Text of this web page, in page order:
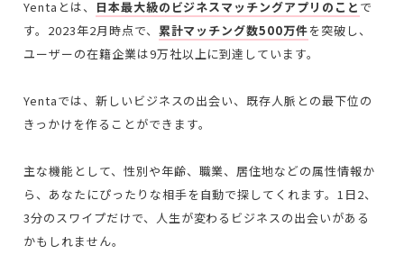
Yentaとは、 日本最大級のビジネスマッチングアプリのこと で
す。 2023年2月時点で、 累計マッチング数500万件を突破し、
ユーザーの在籍企業は9万社以上に到達しています。
Yentaでは、新しいビジネスの出会い、既存人脈との最下位の
きっかけを作ることができます。
主な機能として、性別や年齢、職業、居住地などの属性情報か
ら、あなたにぴったりな相手を自動で探してくれます。1日2、
3分のスワイプだけで、人生が変わるビジネスの出会いがある
かもしれません。